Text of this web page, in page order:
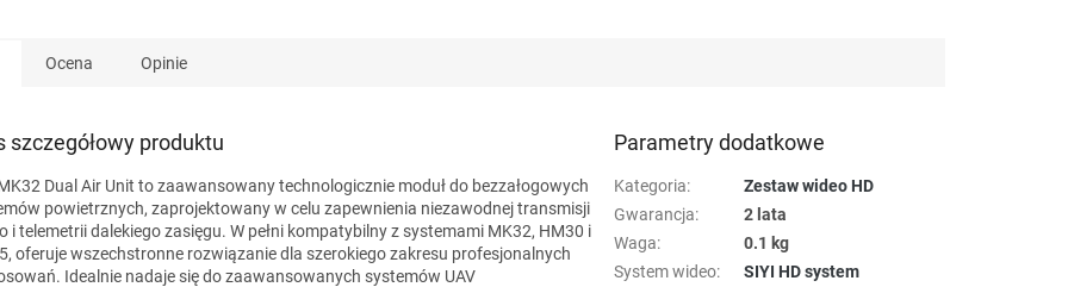
Ocena Opinie
szczegółowy produktu
Dual Air Unit to zaawansowany technologicznie moduł do bezzałogowych
powietrznych, zaprojektowany w celu zapewnienia niezawodnej transmisji
i telemetrii dalekiego zasięgu. W pełni kompatybilny z systemami MK32, HM30 i
oferuje wszechstronne rozwiązanie dla szerokiego zakresu profesjonalnych
Idealnie nadaje się do zaawansowanych systemów UAV
Parametry dodatkowe
Kategoria:
Zestaw wideo HD
Gwarancja:
2 lata
Waga:
0.1 kg
System wideo: SIYI HD system